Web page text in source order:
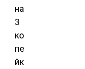
на
3
ко
пе
йк